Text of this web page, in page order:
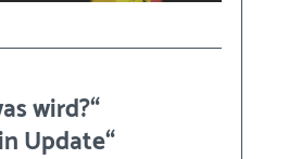
wird?“
Update“